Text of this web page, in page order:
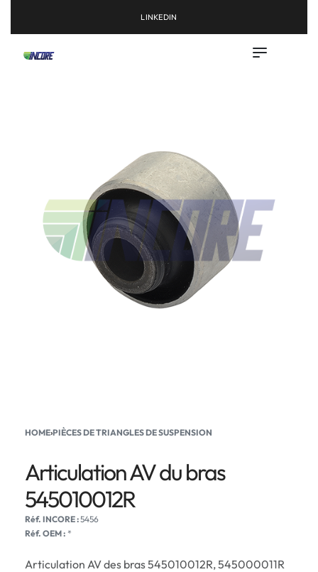
LINKEDIN
HOME›PIÈCES DE TRIANGLES DE SUSPENSION
Articulation AV du bras
545010012R
5456
Réf. OEM : *
Articulation AV des bras 545010012R, 545000011R